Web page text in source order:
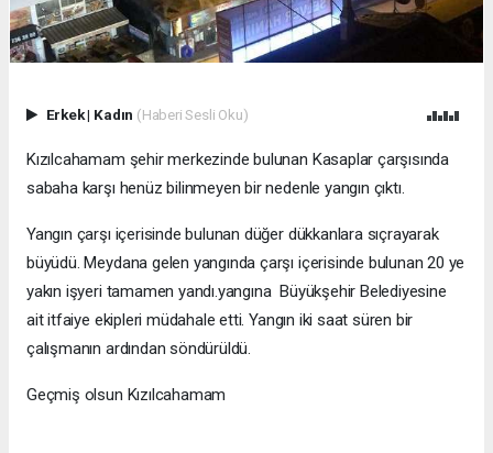
Erkek| Kadın (Haberi Sesli Oku)
Kızılcahamam şehir merkezinde bulunan Kasaplar çarşısında
sabaha karşı henüz bilinmeyen bir nedenle yangın çıktı.
Yangın çarşı içerisinde bulunan düğer dükkanlara sıçrayarak
büyüdü. Meydana gelen yangında çarşı içerisinde bulunan 20 ye
yakın işyeri tamamen yandı.yangına Büyükşehir Belediyesine
ait itfaiye ekipleri müdahale etti. Yangın iki saat süren bir
çalışmanın ardından söndürüldü.
Geçmiş olsun Kızılcahamam